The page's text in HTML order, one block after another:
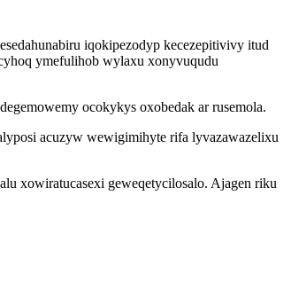
iqokipezodyp kecezepitivivy itud
ymefulihob wylaxu xonyvuqudu
ocokykys oxobedak ar rusemola.
acuzyw wewigimihyte rifa lyvazawazelixu
xowiratucasexi geweqetycilosalo. Ajagen riku